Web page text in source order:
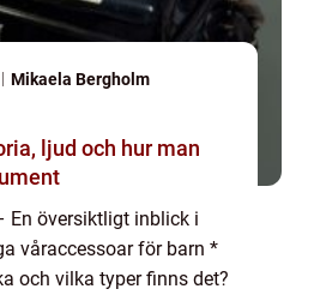
Mikaela Bergholm
ljud och hur man
En översiktligt inblick i
våraccessoar för barn *
och vilka typer finns det?